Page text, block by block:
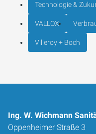
Technologie &
VALLOX
Villeroy + Boch
Ing. W. Wichmann
Oppenheimer Straße 3